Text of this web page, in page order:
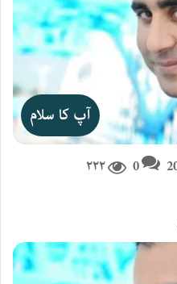
آپ کا سلام
0 ۲۲۲